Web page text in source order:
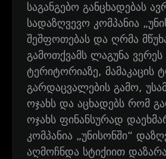
საგანგებო განცხადებას
სადაზღვევო კომპანია
შეშფოთებას და ღრმა
გამოთქვამს ლაგუნა ვერეს
ტერიტორიაზე, მამაკაცის
გარდაცვალების გამო,
ოჯახს და აცხადებს რომ
ოჯახს ფინანსურად
კომპანია „უნისონში“
აღმოჩნდა სტიქიით